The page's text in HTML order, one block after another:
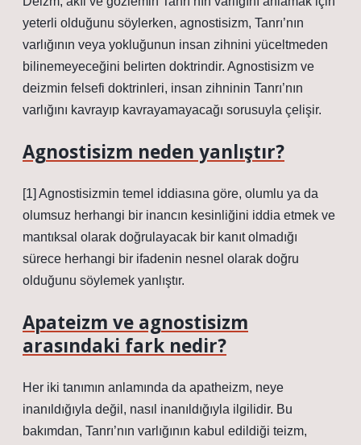
yeterli olduğunu söylerken, agnostisizm, Tanrı’nın
varlığının veya yokluğunun insan zihnini yüceltmeden
bilinemeyeceğini belirten doktrindir. Agnostisizm ve
deizmin felsefi doktrinleri, insan zihninin Tanrı’nın
varlığını kavrayıp kavrayamayacağı sorusuyla çelişir.
Agnostisizm neden yanlıştır?
[1] Agnostisizmin temel iddiasına göre, olumlu ya da
olumsuz herhangi bir inancın kesinliğini iddia etmek ve
mantıksal olarak doğrulayacak bir kanıt olmadığı
sürece herhangi bir ifadenin nesnel olarak doğru
olduğunu söylemek yanlıştır.
Apateizm ve agnostisizm
arasındaki fark nedir?
Her iki tanımın anlamında da apatheizm, neye
inanıldığıyla değil, nasıl inanıldığıyla ilgilidir. Bu
bakımdan, Tanrı’nın varlığının kabul edildiği teizm,